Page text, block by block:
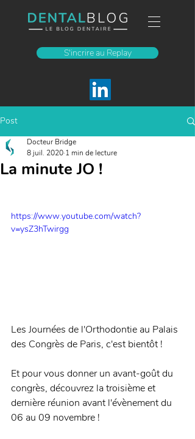
S'incrire au Replay
Post
La minute JO !
Docteur Bridge
8 juil. 2020 1 min de lecture
https://www.youtube.com/watch?
v=ysZ3hTwirgg
Les Journées de l'Orthodontie au Palais
des Congrès de Paris, c'est bientôt !
Et pour vous donner un avant-goût du
congrès, découvrez la troisième et
dernière réunion avant l'évènement du
06 au 09 novembre !